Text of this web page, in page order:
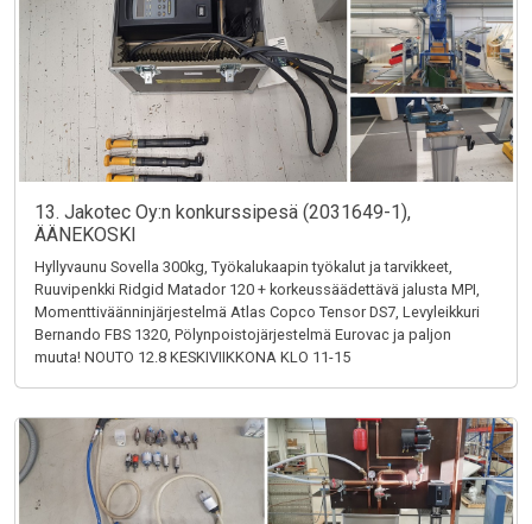
13. Jakotec Oy:n konkurssipesä (2031649-1),
ÄÄNEKOSKI
Hyllyvaunu Sovella 300kg, Työkalukaapin työkalut ja tarvikkeet,
Ruuvipenkki Ridgid Matador 120 + korkeussäädettävä jalusta MPI,
Momenttiväänninjärjestelmä Atlas Copco Tensor DS7, Levyleikkuri
Bernando FBS 1320, Pölynpoistojärjestelmä Eurovac ja paljon
muuta! NOUTO 12.8 KESKIVIIKKONA KLO 11-15